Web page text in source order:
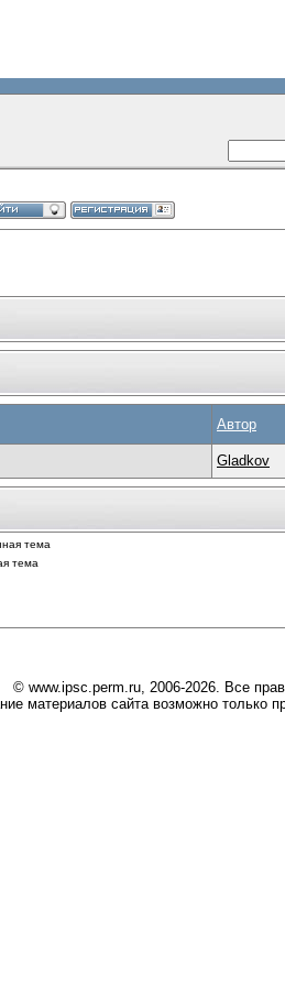
Автор
Gladkov
тема
тема
© www.ipsc.perm.ru, 2006-2026. Все
материалов сайта возможно только